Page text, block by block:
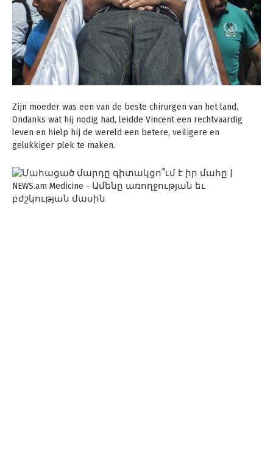
Zijn moeder was een van de beste chirurgen van het land.
Ondanks wat hij nodig had, leidde Vincent een rechtvaardig
leven en hielp hij de wereld een betere, veiligere en
gelukkiger plek te maken.